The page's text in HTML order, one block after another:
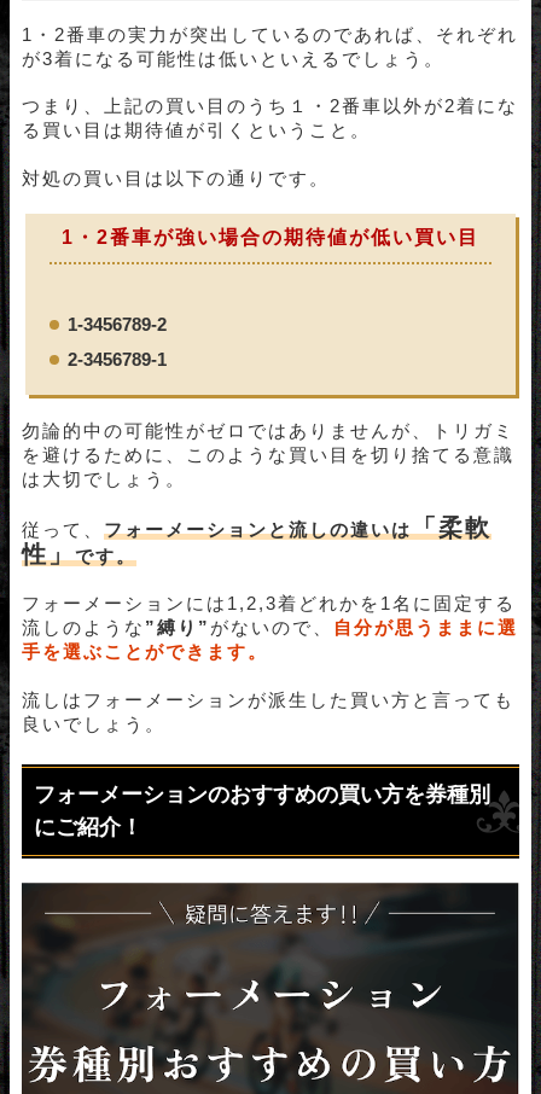
1・2番車の実力が突出しているのであれば、それぞれ
が3着になる可能性は低いといえるでしょう。
つまり、上記の買い目のうち１・2番車以外が2着にな
る買い目は期待値が引くということ。
対処の買い目は以下の通りです。
1・2番車が強い場合の期待値が低い買い目
1-3456789-2
2-3456789-1
勿論的中の可能性がゼロではありませんが、トリガミ
を避けるために、このような買い目を切り捨てる意識
は大切でしょう。
従って、 フォーメーションと流しの違いは「柔軟
性」です。
フォーメーションには1,2,3着どれかを1名に固定する
流しのような ”縛り” がないので、
自分が思うままに選
手を選ぶことができます。
流しはフォーメーションが派生した買い方と言っても
良いでしょう。
フォーメーションのおすすめの買い方を券種別
にご紹介！